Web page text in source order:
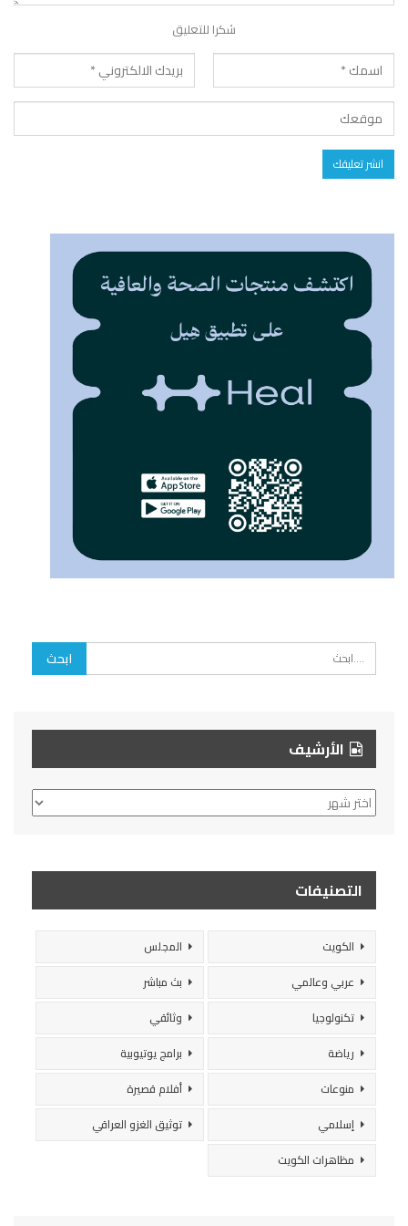
شكرا للتعليق
الأرشيف
الأرشيف
التصنيفات
الكويت
المجلس
عربي وعالمي
بث مباشر
تكنولوجيا
وثائقي
رياضة
برامج يوتيوبية
منوعات
أفلام قصيرة
إسلامي
توثيق الغزو العراقي
مظاهرات الكويت